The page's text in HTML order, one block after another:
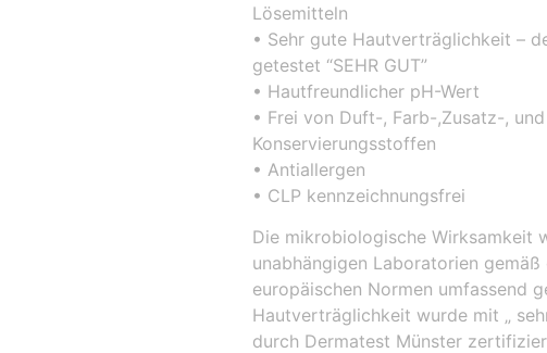
Lösemitteln
• Sehr gute Hautverträglichkeit –
getestet “SEHR GUT”
• Hautfreundlicher pH-Wert
• Frei von Duft-, Farb-,Zusatz-, und
Konservierungsstoffen
• Antiallergen
• CLP kennzeichnungsfrei
Die mikrobiologische Wirksamkeit
unabhängigen Laboratorien gemäß
europäischen Normen umfassend
Hautverträglichkeit wurde mit „
durch Dermatest Münster